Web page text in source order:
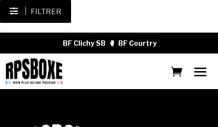
FILTRER
BF Clichy SB 🥊 BF Courtry